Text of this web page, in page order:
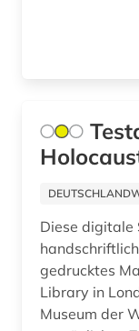
Diese digitale
gedrucktes
Library in
Museum der